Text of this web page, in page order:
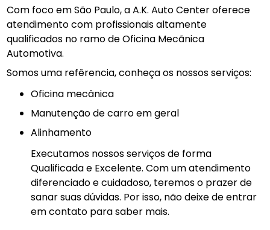
Com foco em São Paulo, a A.K. Auto Center oferece
atendimento com profissionais altamente
qualificados no ramo de Oficina Mecãnica
Automotiva.
Somos uma refêrencia, conheça os nossos serviços:
Oficina mecânica
manutenção de carro em geral
Alinhamento
Executamos nossos serviços de forma
Qualificada e Excelente. Com um atendimento
diferenciado e cuidadoso, teremos o prazer de
sanar suas dúvidas. Por isso, não deixe de entrar
em contato para saber mais.